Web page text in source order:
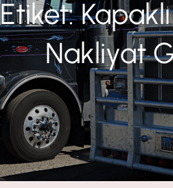
Etiket:
Nakliyat